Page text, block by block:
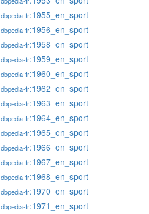
dbpedia-fr:1955_en_sport
dbpedia-fr:1956_en_sport
dbpedia-fr:1958_en_sport
dbpedia-fr:1959_en_sport
dbpedia-fr:1960_en_sport
dbpedia-fr:1962_en_sport
dbpedia-fr:1963_en_sport
dbpedia-fr:1964_en_sport
dbpedia-fr:1965_en_sport
dbpedia-fr:1966_en_sport
dbpedia-fr:1967_en_sport
dbpedia-fr:1968_en_sport
dbpedia-fr:1970_en_sport
dbpedia-fr:1971_en_sport